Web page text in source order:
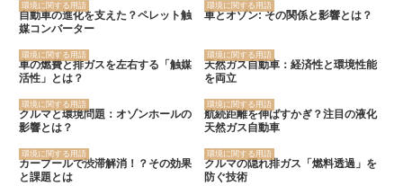
環境に関する用語
自動車の進化を支えた？ペレット触
媒コンバーター
環境に関する用語
車とオゾン: その関係と影響とは？
環境に関する用語
車の燃費と排ガスを左右する「触媒
活性」とは？
環境に関する用語
天然ガス自動車：経済性と環境性能
を両立
環境に関する用語
クルマと環境問題：オゾンホールの
影響とは？
環境に関する用語
航続距離を伸ばすかぎ？注目の液化
天然ガス自動車
環境に関する用語
カープールで渋滞解消！？その効果
と課題とは
環境に関する用語
クルマの隠れ排ガス「燃料透過」を
防ぐ技術